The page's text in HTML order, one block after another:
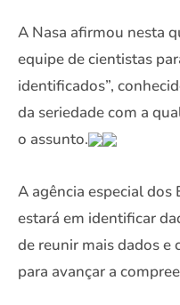
A Nasa afirmou nesta
equipe de cientistas
identificados”,
da seriedade com a
o assunto.
A agência especial
estará em identificar
de reunir mais dados e
para avançar a